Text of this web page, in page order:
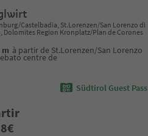
Castelbadia, St.Lorenzen/San Lorenzo di
Dolomites Region Kronplatz/Plan de Corones
m à partir de St.Lorenzen/San Lorenzo
centre de
Südtirol Guest Pass